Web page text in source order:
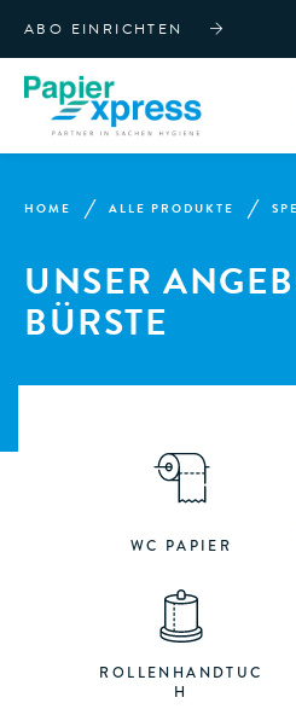
ABO EINRICHTEN
HOME ALLE PRODUKTE
UNSER
BÜRSTE
WC PAPIER
ROLLENHANDTUC
H